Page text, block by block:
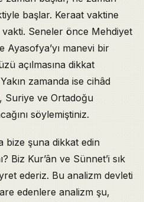
başlar. Keraat vaktine
Seneler önce Mehdiyet
Ayasofya’yı manevi bir
açılmasına dikkat
zamanda ise cihâd
Suriye ve Ortadoğu
söylemiştiniz.
bize şuna dikkat edin
Biz Kur’ân ve Sünnet’i sık
ederiz. Bu analizm devleti
edenlere analizm şu,